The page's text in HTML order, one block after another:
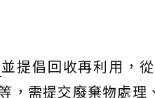
並提倡回收再利用，
，需提交廢棄物處